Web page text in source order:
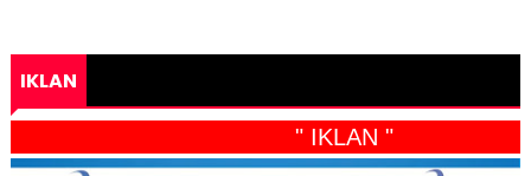
IKLAN
" IKLAN "